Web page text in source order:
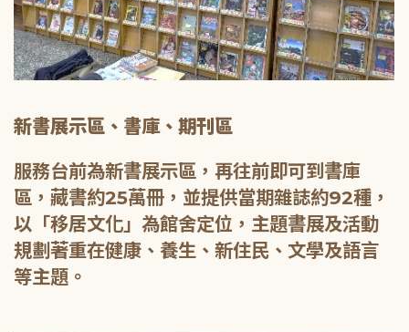
新書展示區、書庫、期刊區
服務台前為新書展示區，再往前即可到書庫
區，藏書約25萬冊，並提供當期雜誌約92種，
以「移居文化」為館舍定位，主題書展及活動
規劃著重在健康、養生、新住民、文學及語言
等主題。